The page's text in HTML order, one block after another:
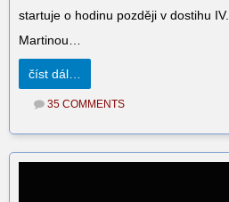
startuje o hodinu později v dostihu
Martinou…
číst dál…
35 COMMENTS